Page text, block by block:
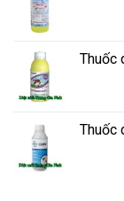
Thuốc
Thuốc